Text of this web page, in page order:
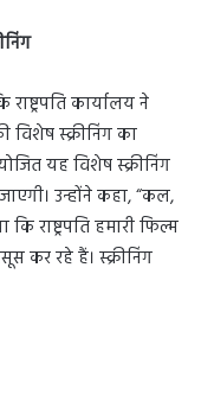
कार्यालय ने
विशेष स्क्रीनिंग का
यह विशेष स्क्रीनिंग
उन्होंने कहा, “कल,
राष्ट्रपति हमारी फिल्म
कर रहे हैं। स्क्रीनिंग